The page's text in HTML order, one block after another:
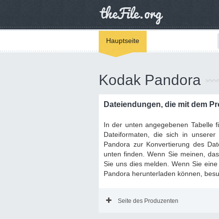
Hauptseite
Kodak Pandora
Dateiendungen, die mit dem
In der unten angegebenen Tabelle
Dateiformaten, die sich in
Pandora zur Konvertierung des
unten finden. Wenn Sie meinen,
Sie uns dies melden. Wenn Sie
Pandora herunterladen können,
Seite des Produzenten